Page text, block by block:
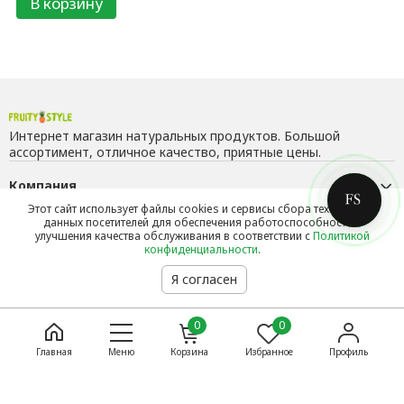
Главная Меню
0
Корзина
0
Избранное Профиль